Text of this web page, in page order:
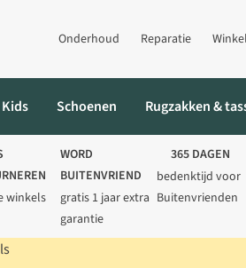
Onderhoud Reparatie
Kids Schoenen Rugzakken &
winkels
WORD
BUITENVRIEND
gratis 1 jaar extra
garantie
365 DAGEN
bedenktijd voor
Buitenvrienden